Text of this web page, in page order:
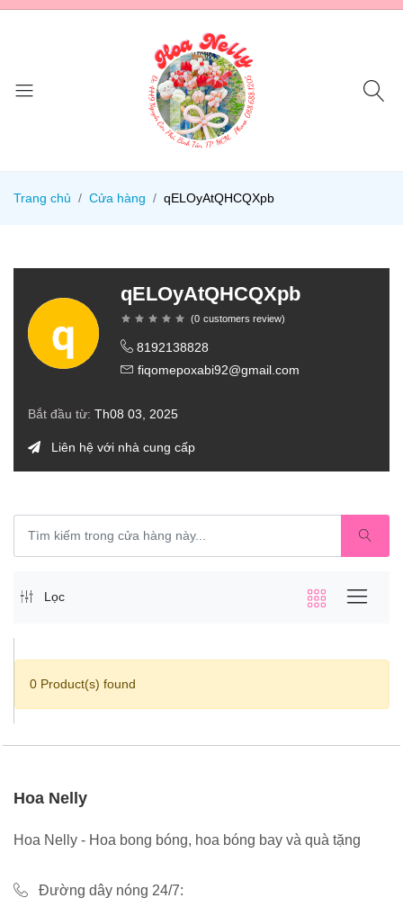
Trang chủ Cửa hàng qELOyAtQHCQXpb
qELOyAtQHCQXpb
(0 customers review)
8192138828
fiqomepoxabi92@gmail.com
Bắt đầu từ: Th08 03, 2025
Liên hệ với nhà cung cấp
Lọc
0 Product(s) found
Hoa Nelly
Hoa Nelly - Hoa bong bóng, hoa bóng bay và quà tặng
Đường dây nóng 24/7: